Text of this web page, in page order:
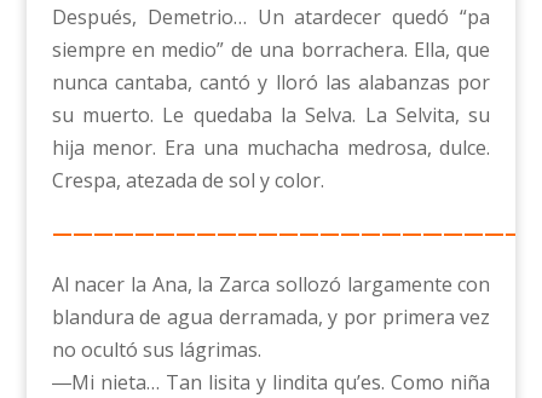
Después, Demetrio… Un atardecer quedó “pa
siempre en medio” de una borrachera. Ella, que
nunca cantaba, cantó y lloró las alabanzas por
su muerto. Le quedaba la Selva. La Selvita, su
hija menor. Era una muchacha medrosa, dulce.
Crespa, atezada de sol y color.
Al nacer la Ana, la Zarca sollozó largamente con
blandura de agua derramada, y por primera vez
no ocultó sus lágrimas.
―Mi nieta… Tan lisita y lindita qu’es. Como niña